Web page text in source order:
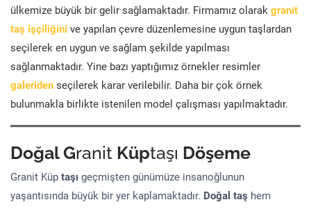
ülkemize büyük bir gelir sağlamaktadır. Firmamız olarak granit
taş işçiliğini ve yapılan çevre düzenlemesine uygun taşlardan
seçilerek en uygun ve sağlam şekilde yapılması
sağlanmaktadır. Yine bazı yaptığımız örnekler resimler
galeriden seçilerek karar verilebilir. Daha bir çok örnek
bulunmakla birlikte istenilen model çalışması yapılmaktadır.
Doğal Granit Küptaşı Döşeme
Granit Küp taşı geçmişten günümüze insanoğlunun
yaşantısında büyük bir yer kaplamaktadır. Doğal taş hem